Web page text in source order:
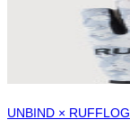
UNBIND × RUFFLOG